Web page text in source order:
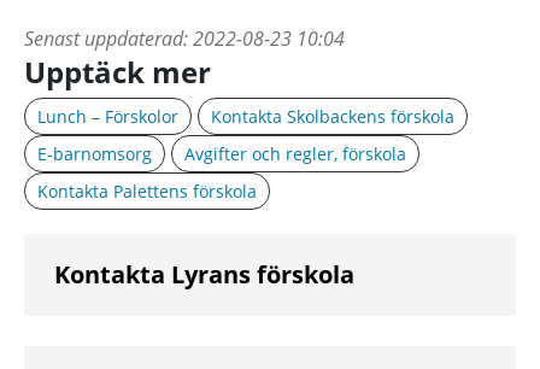
Senast uppdaterad:2022-08-23 10:04
Upptäck mer
Lunch – Förskolor
Kontakta Skolbackens förskola
E-barnomsorg
Avgifter och regler, förskola
Kontakta Palettens förskola
Kontakta Lyrans förskola